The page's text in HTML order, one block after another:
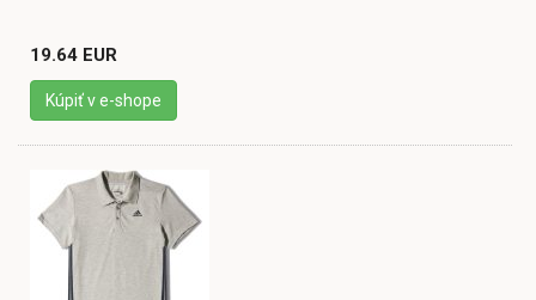
19.64 EUR
Kúpiť v e-shope